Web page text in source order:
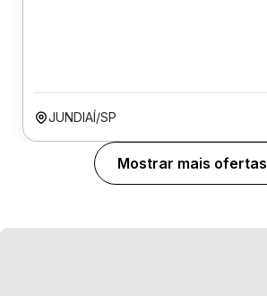
JUNDIAÍ/SP
Mostrar mais ofertas